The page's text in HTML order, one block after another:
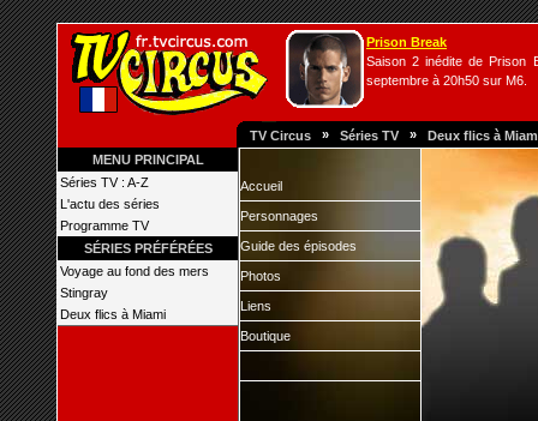
Prison Break
Saison 2 inédite de Prison
septembre à 20h50 sur M6.
TV Circus » Séries TV » Deux flics à
MENU PRINCIPAL
Séries TV : A-Z
L'actu des séries
Programme TV
SÉRIES PRÉFÉRÉES
Voyage au fond des mers
Stingray
Deux flics à Miami
Accueil
Personnages
Guide des épisodes
Photos
Liens
Boutique